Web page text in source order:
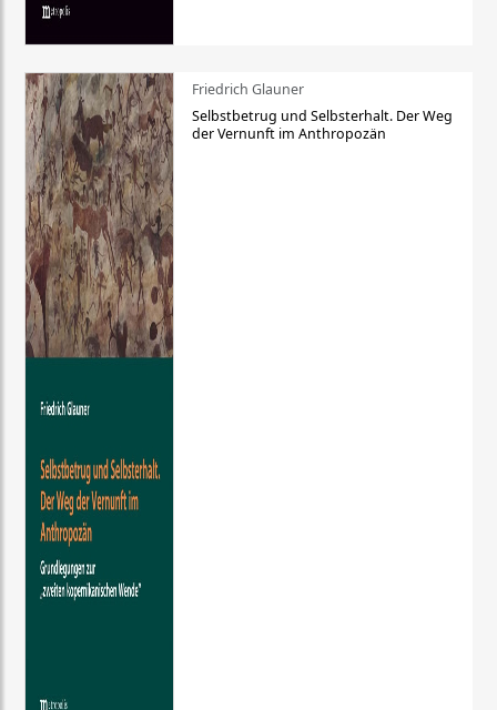
Friedrich Glauner
Selbstbetrug und Selbsterhalt. Der Weg
der Vernunft im Anthropozän